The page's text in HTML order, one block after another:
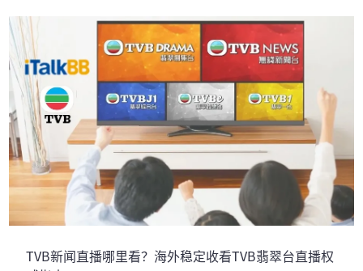
TVB新闻直播哪里看？海外稳定收看TVB翡翠台直播权